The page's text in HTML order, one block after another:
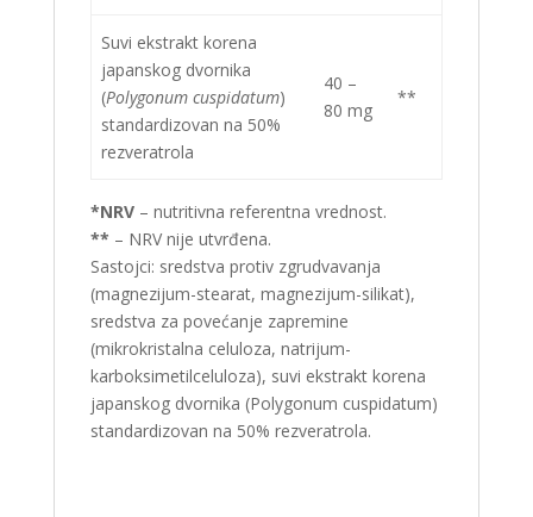
Suvi ekstrakt korena
japanskog dvornika
(Polygonum cuspidatum)
standardizovan na 50%
rezveratrola
40 –
80 mg
**
*NRV– nutritivna referentna vrednost.
** – NRV nije utvrđena.
Sastojci: sredstva protiv zgrudvavanja
(magnezijum-stearat, magnezijum-silikat),
sredstva za povećanje zapremine
(mikrokristalna celuloza, natrijum-
karboksimetilceluloza), suvi ekstrakt korena
japanskog dvornika (Polygonum cuspidatum)
standardizovan na 50% rezveratrola.